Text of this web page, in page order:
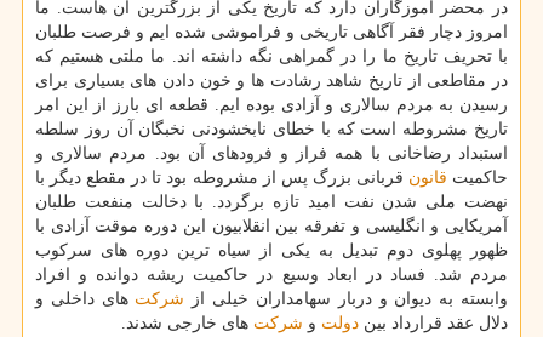
در محضر آموزگاران دارد كه تاریخ یكی از بزرگترین آن هاست. ما
امروز دچار فقر آگاهی تاریخی و فراموشی شده ایم و فرصت طلبان
با تحریف تاریخ ما را در گمراهی نگه داشته اند. ما ملتی هستیم كه
در مقاطعی از تاریخ شاهد رشادت ها و خون دادن های بسیاری برای
رسیدن به مردم سالاری و آزادی بوده ایم. قطعه ای بارز از این امر
تاریخ مشروطه است كه با خطای نابخشودنی نخبگان آن روز سلطه
استبداد رضاخانی با همه فراز و فرودهای آن بود. مردم سالاری و
حاكمیت قانون قربانی بزرگ پس از مشروطه بود تا در مقطع دیگر با
نهضت ملی شدن نفت امید تازه برگردد. با دخالت منفعت طلبان
آمریكایی و انگلیسی و تفرقه بین انقلابیون این دوره موقت آزادی با
ظهور پهلوی دوم تبدیل به یكی از سیاه ترین دوره های سركوب
مردم شد. فساد در ابعاد وسیع در حاكمیت ریشه دوانده و افراد
وابسته به دیوان و دربار سهامداران خیلی از شركت های داخلی و
دلال عقد قرارداد بین دولت و شركت های خارجی شدند.